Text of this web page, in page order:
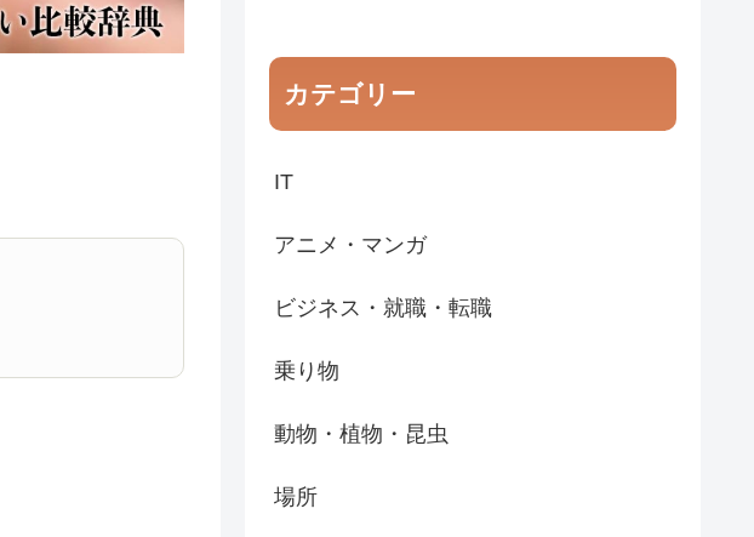
カテゴリー
IT
アニメ・マンガ
ビジネス・就職・転職
乗り物
動物・植物・昆虫
場所